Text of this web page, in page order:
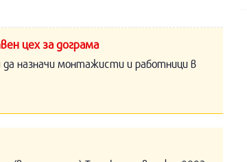
цех за дограма
да назначи монтажисти и работници в